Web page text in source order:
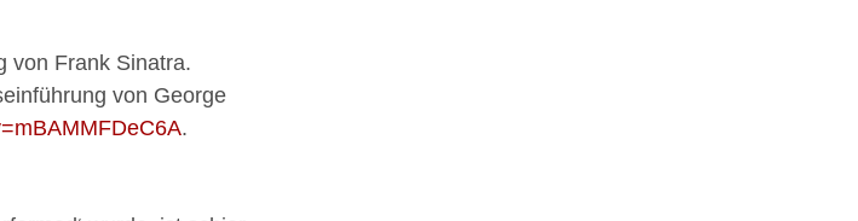
von Frank Sinatra.
von George
.